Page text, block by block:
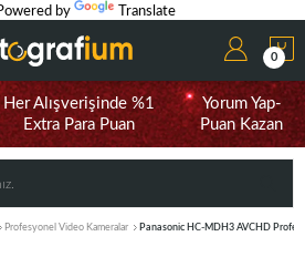
by Translate
0
Her Alışverişinde %1
Extra Para Puan
Yorum Yap-
Puan Kazan
Profesyonel Video Kameralar Panasonic HC-MDH3 AVCHD